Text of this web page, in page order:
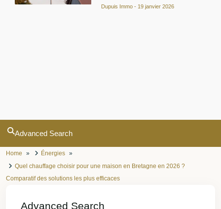
Dupuis Immo 19 janvier 2026
Advanced Search
Home
Énergies
Quel chauffage choisir pour une maison en Bretagne en 2026 ?
Comparatif des solutions les plus efficaces
Advanced Search